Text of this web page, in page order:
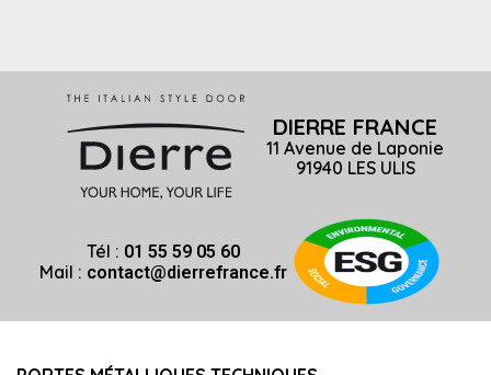
DIERRE FRANCE
11 Avenue de Laponie
91940 LES ULIS
Tél : 01 55 59 05 60
Mail : contact@dierrefrance.fr